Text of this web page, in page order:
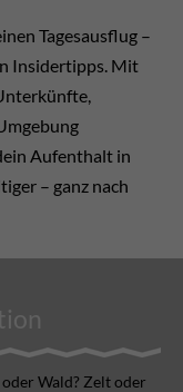
Tagesausflug –
Insidertipps. Mit
Aufenthalt in
– ganz nach
Wald? Zelt oder